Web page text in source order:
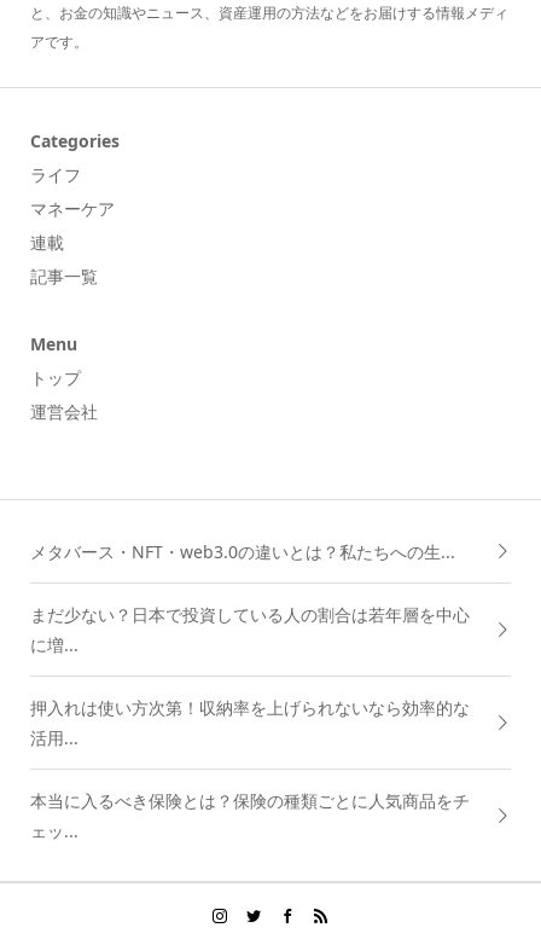
と、お金の知識やニュース、資産運用の方法などをお届けする情報メディ
アです。
Categories
ライフ
マネーケア
連載
記事一覧
Menu
トップ
運営会社
メタバース・NFT・web3.0の違いとは？私たちへの生...
まだ少ない？日本で投資している人の割合は若年層を中心
に増...
押入れは使い方次第！収納率を上げられないなら効率的な
活用...
本当に入るべき保険とは？保険の種類ごとに人気商品をチ
ェッ...